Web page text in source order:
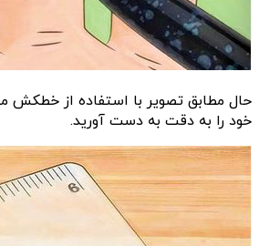
حال مطابق تصویر با استفاده از خطکش
خود را به دقت به دست آورید.